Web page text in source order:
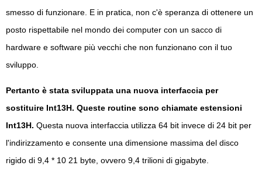
smesso di funzionare. E in pratica, non c'è speranza di ottenere un
posto rispettabile nel mondo dei computer con un sacco di
hardware e software più vecchi che non funzionano con il tuo
sviluppo.
Pertanto è stata sviluppata una nuova interfaccia per
sostituire Int13H. Queste routine sono chiamate estensioni
Int13H. Questa nuova interfaccia utilizza 64 bit invece di 24 bit per
l'indirizzamento e consente una dimensione massima del disco
rigido di 9,4 * 10 21 byte, ovvero 9,4 trilioni di gigabyte.